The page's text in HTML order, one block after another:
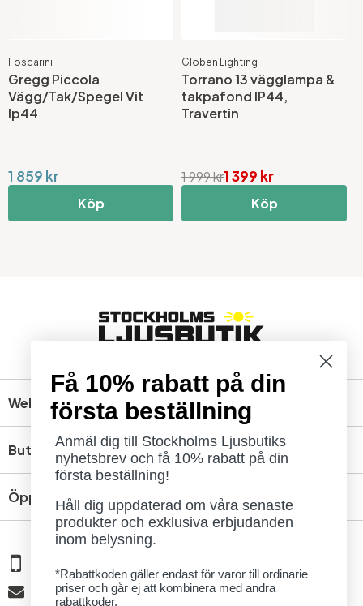
Foscarini
Gregg Piccola
Vägg/Tak/Spegel Vit
Ip44
1 859 kr
Köp
Globen Lighting
Torrano 13 vägglampa &
takpafond IP44,
Travertin
1 399 kr
1 999 kr
Köp
Webbshop
Butik
Öppettider
info@ljusbutik.se
Få 10% rabatt på din
första beställning
Anmäl dig till Stockholms Ljusbutiks
nyhetsbrev och få 10% rabatt på din
första beställning!
Håll dig uppdaterad om våra senaste
produkter och exklusiva erbjudanden
inom belysning.
*Rabattkoden gäller endast för varor till ordinarie
priser och går ej att kombinera med andra
rabattkoder.